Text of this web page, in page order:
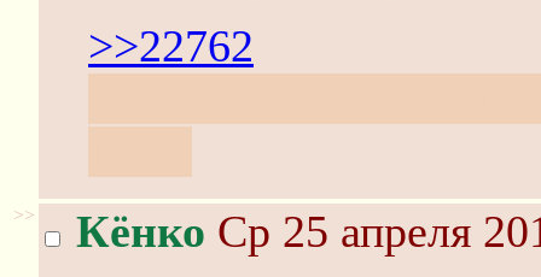
>>22762
>> Кёнко Ср 25 апреля